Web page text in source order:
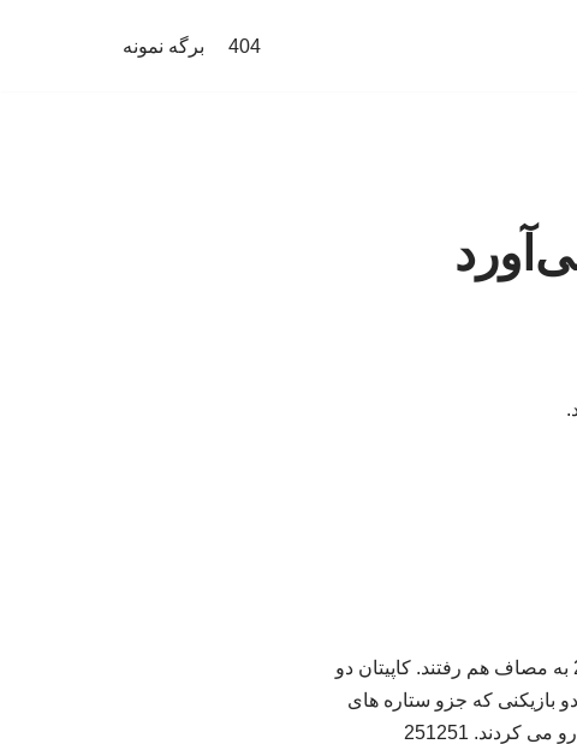
404 برگه نمونه
به گزارش جودو وازا؛ تیم های ملی کرواسی و پرتغال در یک شانزدهم نهایی جام جهانی 2026 به مصاف هم رفتند. کاپیتان دو
دو بازیکنی که جزو ستاره های
251251